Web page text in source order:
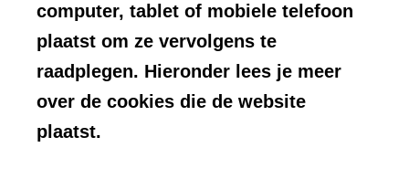
computer, tablet of mobiele telefoon
plaatst om ze vervolgens te
raadplegen. Hieronder lees je meer
over de cookies die de website
plaatst.